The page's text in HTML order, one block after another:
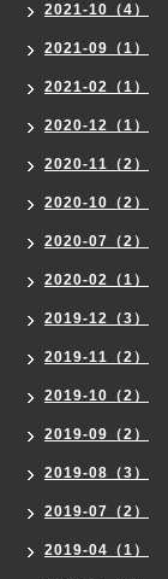
2021-10（4）
2021-09（1）
2021-02（1）
2020-12（1）
2020-11（2）
2020-10（2）
2020-07（2）
2020-02（1）
2019-12（3）
2019-11（2）
2019-10（2）
2019-09（2）
2019-08（3）
2019-07（2）
2019-04（1）